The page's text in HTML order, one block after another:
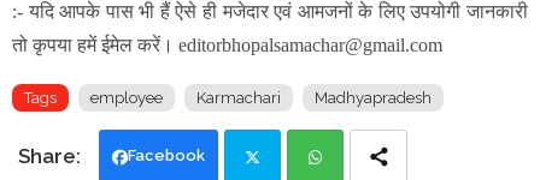
:- यदि आपके पास भी हैं ऐसे ही मजेदार एवं आमजनों के लिए उपयोगी जानकारी
तो कृपया हमें ईमेल करें। editorbhopalsamachar@gmail.com
Tags employee Karmachari Madhyapradesh
Facebook